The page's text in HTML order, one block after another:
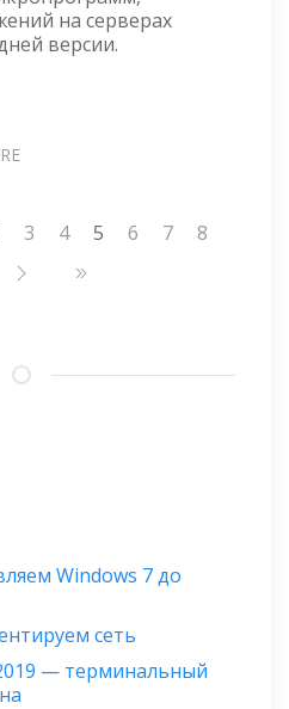
на серверах
версии.
Страница
3 Страница
4 5 Страница
6 Страница
7 Страница
8
Windows 7 до
сеть
— терминальный